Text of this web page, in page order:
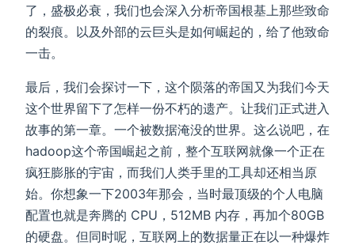
了，盛极必衰，我们也会深入分析帝国根基上那些致命
的裂痕。以及外部的云巨头是如何崛起的，给了他致命
一击。
最后，我们会探讨一下，这个陨落的帝国又为我们今天
这个世界留下了怎样一份不朽的遗产。让我们正式进入
故事的第一章。一个被数据淹没的世界。这么说吧，在
hadoop这个帝国崛起之前，整个互联网就像一个正在
疯狂膨胀的宇宙，而我们人类手里的工具却还相当原
始。你想象一下2003年那会，当时最顶级的个人电脑
配置也就是奔腾的 CPU，512MB 内存，再加个80GB
的硬盘。但同时呢，互联网上的数据量正在以一种爆炸